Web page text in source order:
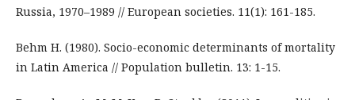
Russia, 1970–1989 // European societies. 11(1): 161-185.
Behm H. (1980). Socio-economic determinants of mortality
in Latin America // Population bulletin. 13: 1-15.